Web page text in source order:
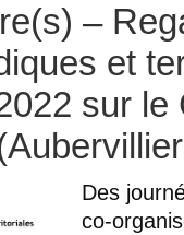
–
et
sur le
Des
co-